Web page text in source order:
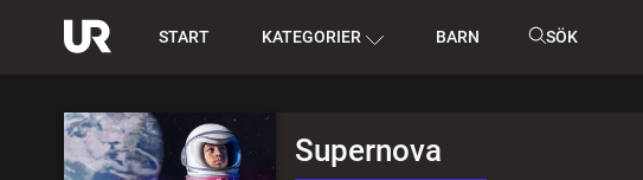
START KATEGORIER BARN SÖK
Supernova